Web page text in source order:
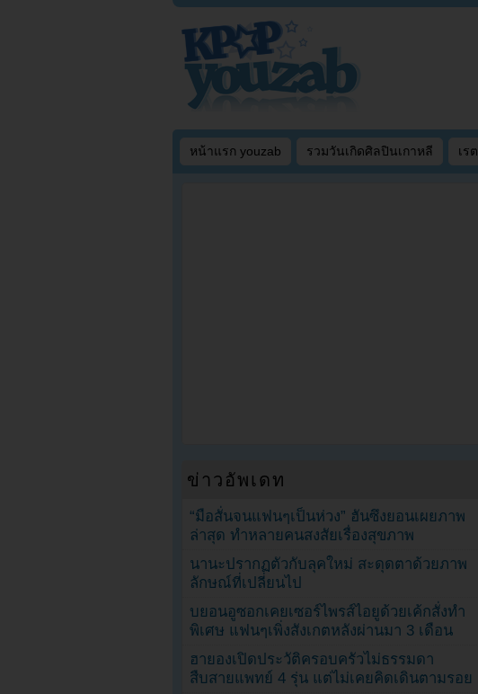
หน้าแรก youzab รวมวันเกิดศิลปินเกาหลี เร
ข่าวอัพเดท
“มือสั่นจนแฟนๆเป็นห่วง” ฮันซึงยอนเผยภาพ
ล่าสุด ทำหลายคนสงสัยเรื่องสุขภาพ
นานะปรากฏตัวกับลุคใหม่ สะดุดตาด้วยภาพ
ลักษณ์ที่เปลี่ยนไป
บยอนอูซอกเคยเซอร์ไพรส์ไอยูด้วยเค้กสั่งทำ
พิเศษ แฟนๆเพิ่งสังเกตหลังผ่านมา 3 เดือน
ฮายองเปิดประวัติครอบครัวไม่ธรรมดา
สืบสายแพทย์ 4 รุ่น แต่ไม่เคยคิดเดินตามรอย